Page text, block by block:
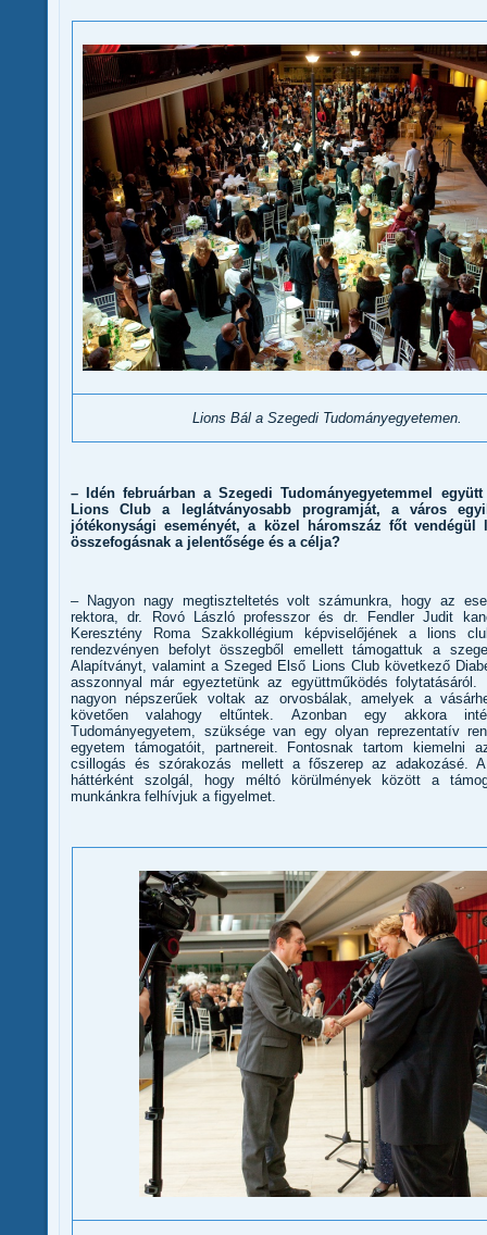
Lions Bál a Szegedi Tudományegyetemen.
– Idén februárban a Szegedi Tudományegyetemmel
Lions Club a leglátványosabb programját, a város
jótékonysági eseményét, a közel háromszáz főt
összefogásnak a jelentősége és a célja?
– Nagyon nagy megtiszteltetés volt számunkra, hogy az
rektora, dr. Rovó László professzor és dr. Fendler Judit
Keresztény Roma Szakkollégium képviselőjének a lions
rendezvényen befolyt összegből emellett támogattuk a
Alapítványt, valamint a Szeged Első Lions Club következő
asszonnyal már egyeztetünk az együttműködés folytatásáról.
nagyon népszerűek voltak az orvosbálak, amelyek a
követően valahogy eltűntek. Azonban egy akkora
Tudományegyetem, szüksége van egy olyan reprezentatív
egyetem támogatóit, partnereit. Fontosnak tartom kiemelni
csillogás és szórakozás mellett a főszerep az adakozásé.
háttérként szolgál, hogy méltó körülmények között a
munkánkra felhívjuk a figyelmet.